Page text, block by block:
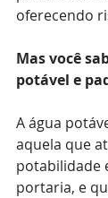
oferecendo
Mas você
potável e
A água
aquela que
potabilidade
portaria, e